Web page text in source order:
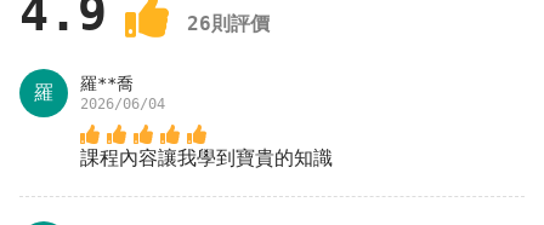
4.9 26則評價
羅 羅**喬
2026/06/04
課程內容讓我學到寶貴的知識